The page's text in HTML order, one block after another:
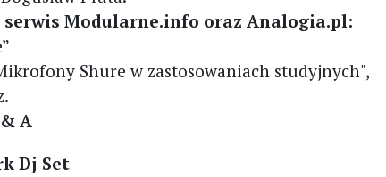
serwis Modularne.info oraz Analogia.pl:
Shure w zastosowaniach studyjnych",
.
A
Dj Set